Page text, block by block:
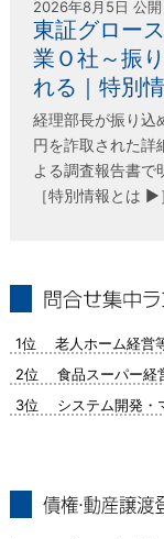
2026年8月5日 公開
東証グロー
業Ｏ社～振
れる｜特別
経理部長が振り込
円を詐取された詳
よる調査報告書
［特別情報とは ▶
1位 老人ホーム経営等
2位 食品スーパー経
3位 システム開発・